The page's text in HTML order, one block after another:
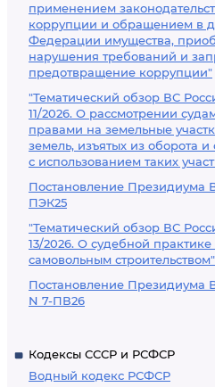
применением
коррупции и обращением в
Федерации имущества,
нарушения требований и
предотвращение коррупции"
"Тематический обзор ВС
11/2026. О рассмотрении
правами на земельные
земель, изъятых из оборота
с использованием таких
Постановление Президиума
ПЭК25
"Тематический обзор ВС
13/2026. О судебной
самовольным строительством"
Постановление Президиума
N 7-ПВ26
Кодексы СССР и РСФСР
Водный кодекс РСФСР